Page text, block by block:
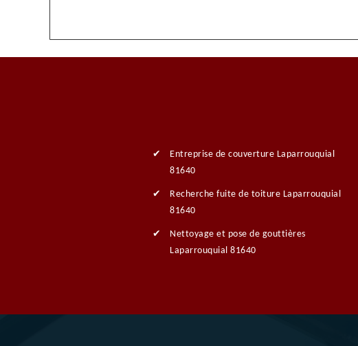
Entreprise de couverture Laparrouquial
81640
Recherche fuite de toiture Laparrouquial
81640
Nettoyage et pose de gouttières
Laparrouquial 81640